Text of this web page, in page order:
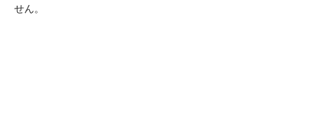
せん。